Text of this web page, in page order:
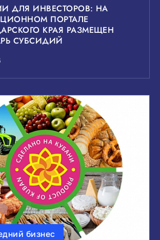
ДЛЯ ИНВЕСТОРОВ: НА
ПОРТАЛЕ
КРАЯ РАЗМЕЩЕН
СУБСИДИЙ
бизнес